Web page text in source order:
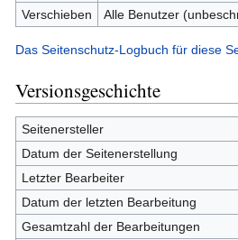
Verschieben
Alle Benutzer
Das Seitenschutz-Logbuch für diese
Versionsgeschichte
Seitenersteller
Datum der Seitenerstellung
Letzter Bearbeiter
Datum der letzten Bearbeitung
Gesamtzahl der Bearbeitungen